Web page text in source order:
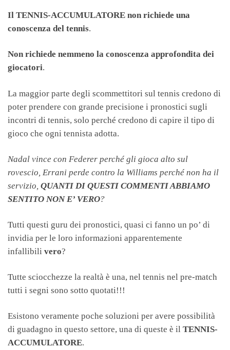
Il TENNIS-ACCUMULATORE non richiede una
conoscenza del tennis.
Non richiede nemmeno la conoscenza approfondita dei
giocatori.
La maggior parte degli scommettitori sul tennis credono di
poter prendere con grande precisione i pronostici sugli
incontri di tennis, solo perché credono di capire il tipo di
gioco che ogni tennista adotta.
Nadal vince con Federer perché gli gioca alto sul
rovescio, Errani perde contro la Williams perché non ha il
servizio, QUANTI DI QUESTI COMMENTI ABBIAMO
SENTITO NON E’ VERO?
Tutti questi guru dei pronostici, quasi ci fanno un po’ di
invidia per le loro informazioni apparentemente
infallibili vero?
Tutte sciocchezze la realtà è una, nel tennis nel pre-match
tutti i segni sono sotto quotati!!!
Esistono veramente poche soluzioni per avere possibilità
di guadagno in questo settore, una di queste è il TENNIS-
ACCUMULATORE.